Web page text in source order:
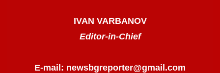
IVAN VARBANOV
Editor-in-Chief
E-mail: newsbgreporter@gmail.com